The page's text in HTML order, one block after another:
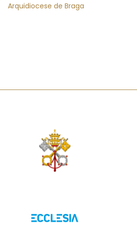
Arquidiocese de Braga